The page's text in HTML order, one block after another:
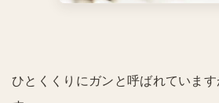
ひとくくりにガンと呼ばれていま